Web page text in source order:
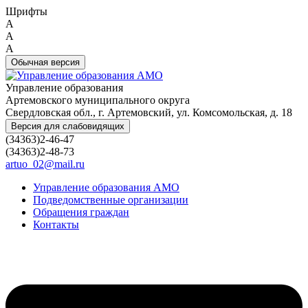
Шрифты
A
A
A
Обычная версия
Управление образования
Артемовского муниципального округа
Свердловская обл., г. Артемовский, ул. Комсомольская, д. 18
Версия для слабовидящих
(34363)2-46-47
(34363)2-48-73
artuo_02@mail.ru
Управление образования АМО
Подведомственные организации
Обращения граждан
Контакты